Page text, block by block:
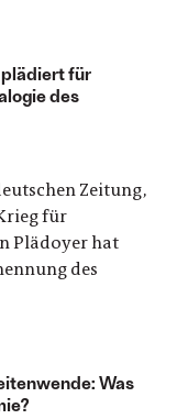
für
des
Zeitung,
für
Plädoyer hat
des
Was